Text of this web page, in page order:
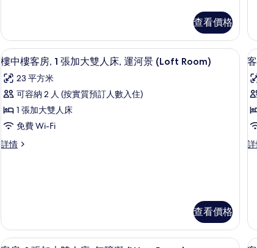
片
詳
情
查看價格
加
大
雙
床,
運
景
詳
載
入
所
有
樓
樓
加
大
高級寢具、房內夾萬、書桌、隔音
7
樓中樓客房, 1 張加大雙人床, 運河景 (Loft Room)
23 平方米
可容納 2 人 (按實質預訂人數入住)
1 張加大雙人床
免費 Wi-Fi
詳情
樓
加
大
雙
查看價格
載
有
1
床
客
人
床
載
高級寢具、房內夾萬、書桌、隔音
載